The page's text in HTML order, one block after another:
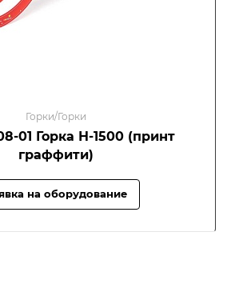
Горки/Горки
01 Горка Н-1500 (принт
граффити)
на оборудование